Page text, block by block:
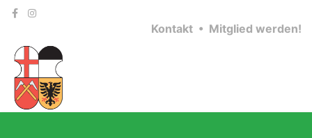
Kontakt • Mitglied werden!